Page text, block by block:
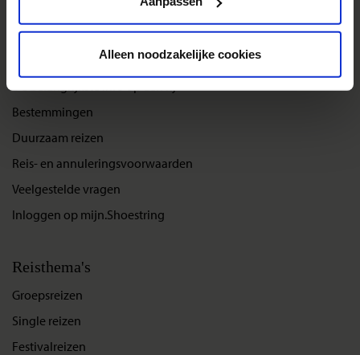
Alleen noodzakelijke cookies
Reizen met Shoestring
Bestemmingen
Duurzaam reizen
Reis- en annuleringsvoorwaarden
Veelgestelde vragen
Inloggen op mijn.Shoestring
Reisthema's
Groepsreizen
Single reizen
Festivalreizen